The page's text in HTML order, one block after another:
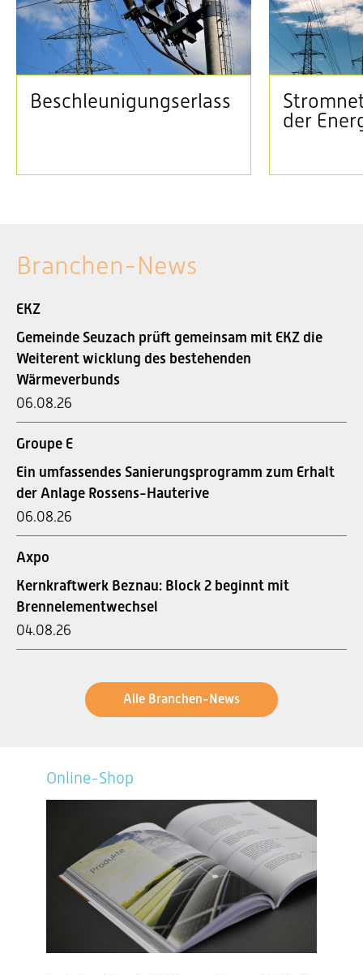
Beschleunigungserlass
der
Branchen-News
EKZ
Gemeinde Seuzach prüft gemeinsam mit EKZ die
Weiterent wicklung des bestehenden
Wärmeverbunds
06.08.26
Groupe E
Ein umfassendes Sanierungsprogramm zum Erhalt
der Anlage Rossens-Hauterive
06.08.26
Axpo
Kernkraftwerk Beznau: Block 2 beginnt mit
Brennelementwechsel
04.08.26
Alle Branchen-News
Online-Shop